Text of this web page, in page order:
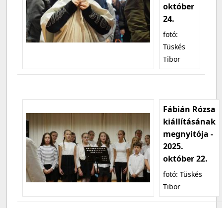
október
24.
fotó:
Tüskés
Tibor
Fábián Rózsa
kiállításának
megnyitója -
2025.
október 22.
fotó: Tüskés
Tibor